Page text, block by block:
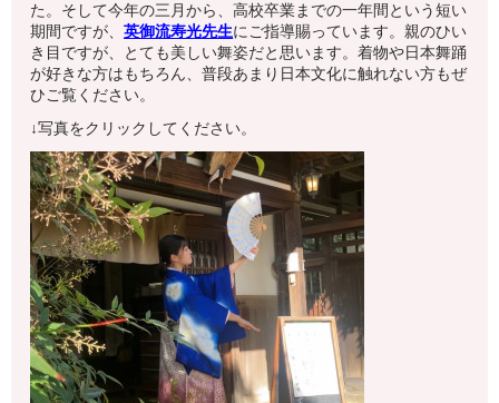
た。そして今年の三月から、高校卒業までの一年間という短い
期間ですが、英御流寿光先生にご指導賜っています。親のひい
き目ですが、とても美しい舞姿だと思います。着物や日本舞踊
が好きな方はもちろん、普段あまり日本文化に触れない方もぜ
ひご覧ください。
↓写真をクリックしてください。